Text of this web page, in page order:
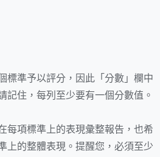
標準予以評分，因此「分數」欄中
記住，每列至少要有一個分數值。
每項標準上的表現彙整報告，也希
上的整體表現。提醒您，必須至少